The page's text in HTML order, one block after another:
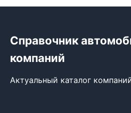
Справочник
компаний
Актуальный каталог